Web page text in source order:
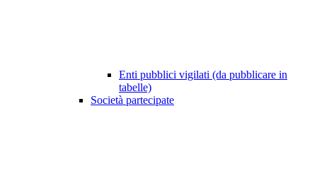
Enti pubblici vigilati (da pubblicare in
tabelle)
Società partecipate